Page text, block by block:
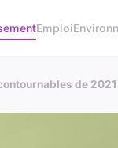
Emploi
de